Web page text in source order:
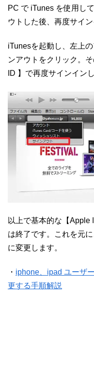
PC で iTunes を使用し
ウトした後、再度サイン
iTunesを起動し、左上
ンアウトをクリック。
ID 】で再度サインイン
以上で基本的な【Apple
は終了です。これを元
に変更します。
・ iphone、ipad ユーザ
更する手順解説